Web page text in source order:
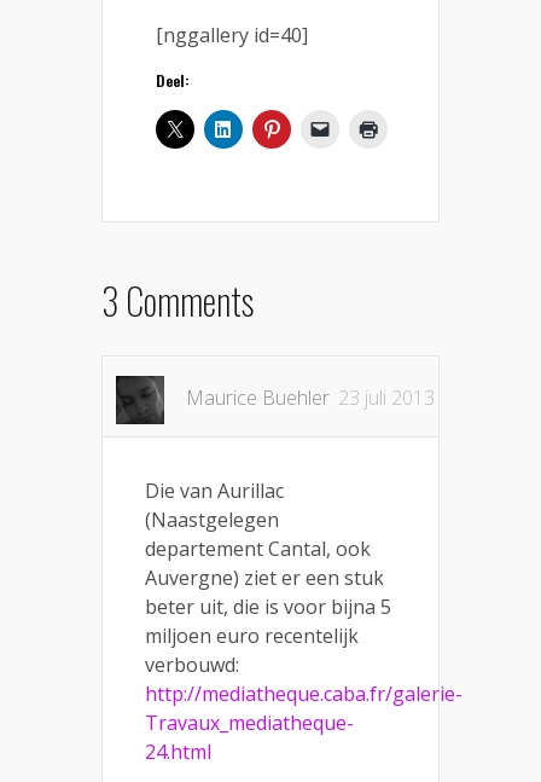
[nggallery id=40]
Deel:
3 Comments
Maurice Buehler 23 juli 2013
Die van Aurillac
(Naastgelegen
departement Cantal, ook
Auvergne) ziet er een stuk
beter uit, die is voor bijna 5
miljoen euro recentelijk
verbouwd:
http://mediatheque.caba.fr/galerie-
Travaux_mediatheque-
24.html